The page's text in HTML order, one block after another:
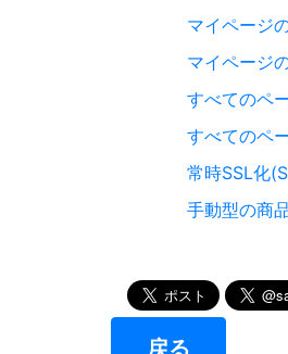
マイページ
マイページ
すべてのペ
すべてのペ
常時SSL化
手動型の商
戻る